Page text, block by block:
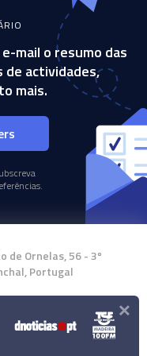
mail o resumo das
de actividades,
mais.
de Ornelas, 56 - 3º
Portugal
×